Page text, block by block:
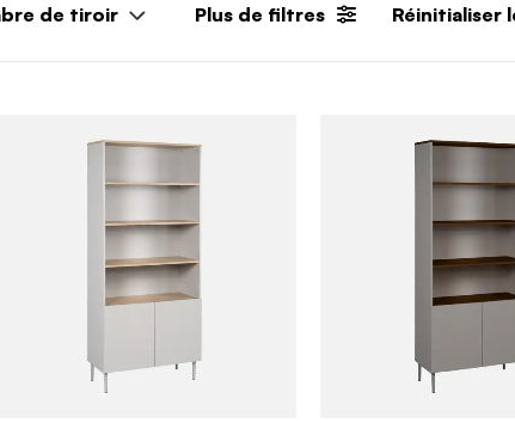
de tiroir Plus de filtres Réinitialiser